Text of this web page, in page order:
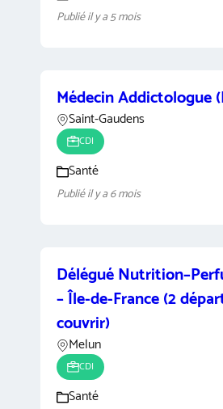
Publié il y a 5 mois
Médecin Addictologue
Saint-Gaudens
CDI
Santé
Publié il y a 6 mois
Délégué
– Île-de-France (2
couvrir)
Melun
CDI
Santé